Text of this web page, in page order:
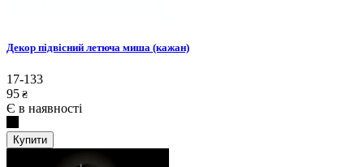
Декор підвісний летюча миша (кажан)
17-133
95 ₴
Є в наявності
Купити